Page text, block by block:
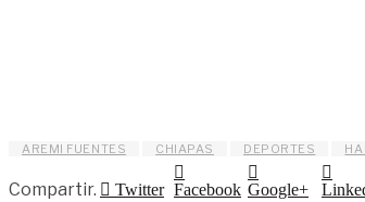
AREMI FUENTES CHIAPAS DEPORTES
Compartir. Twitter Facebook Google+